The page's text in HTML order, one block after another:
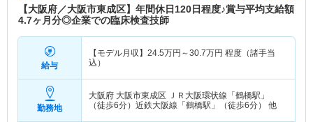
【大阪府／大阪市東成区】年間休日120日程度♪賞与平均支給額
4.7ヶ月分◎企業での臨床検査技師
給与
【モデル月収】 24.5万円～30.7万円 程度（諸手当
込）
勤務地
大阪府 大阪市東成区 ＪＲ大阪環状線「鶴橋駅」
（徒歩6分）近鉄大阪線「鶴橋駅」（徒歩6分） 他